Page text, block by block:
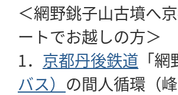
＜網野銚子山古墳へ
ートでお越しの方＞
1． 京都丹後鉄道 「
バス） の間人循環（